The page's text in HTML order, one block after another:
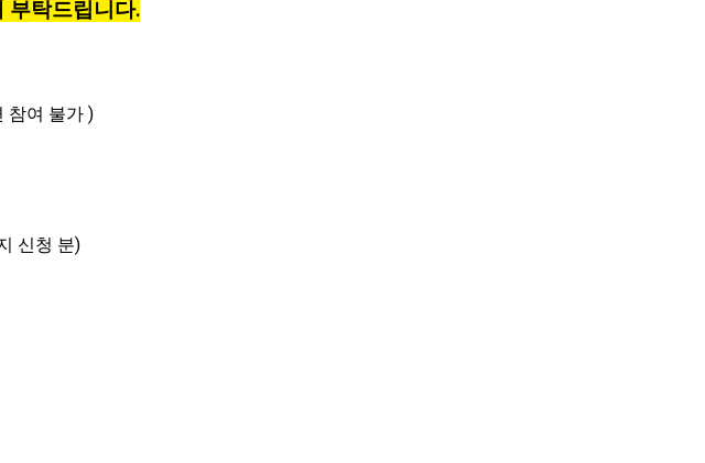
부탁드립니다.
참여 불가 )
신청 분)